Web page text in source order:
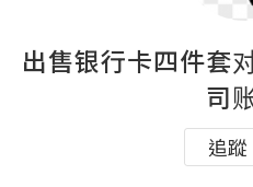
出售银行卡四件套
司
追蹤